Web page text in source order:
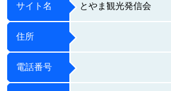
サイト名 とやま観光発信会
住所
電話番号